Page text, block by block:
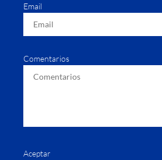
Email
Comentarios
Aceptar